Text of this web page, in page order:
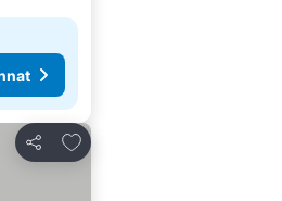
Jaa
Lisää suosikkeihin